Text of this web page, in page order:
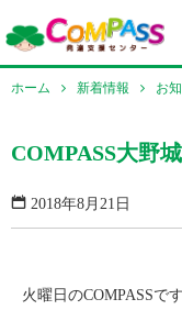
ホーム 新着情報 お
COMPASS大野
2018年8月21日
火曜日のCOMPASSです